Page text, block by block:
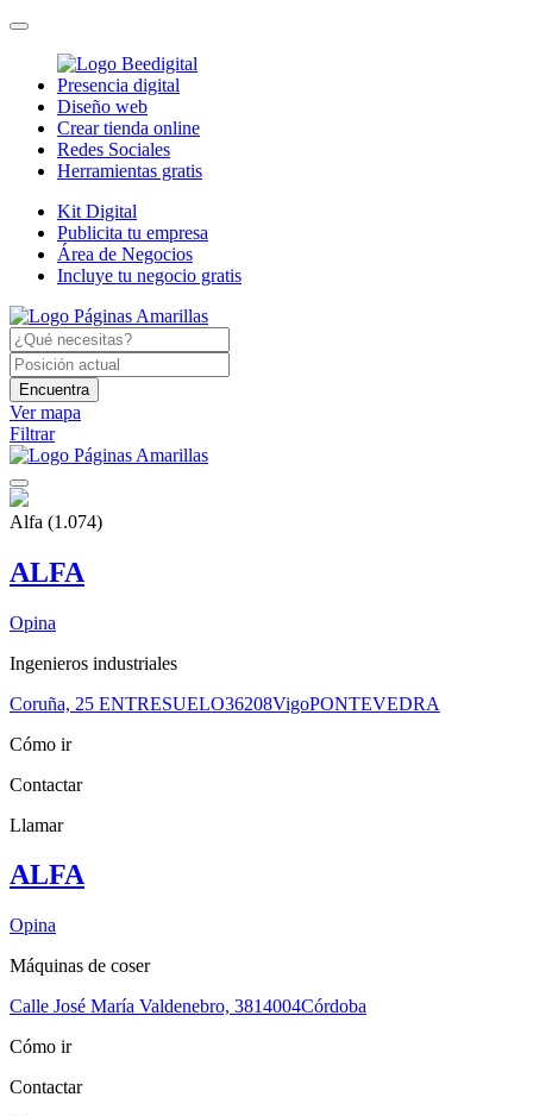
Presencia digital
Diseño web
Crear tienda online
Redes Sociales
Herramientas gratis
Kit Digital
Publicita tu empresa
Área de Negocios
Incluye tu negocio gratis
Encuentra
Ver mapa
Filtrar
Alfa (1.074)
ALFA
Opina
Ingenieros industriales
Coruña, 25 ENTRESUELO36208VigoPONTEVEDRA
Cómo ir
Contactar
Llamar
ALFA
Opina
Máquinas de coser
Calle José María Valdenebro, 3814004Córdoba
Cómo ir
Contactar